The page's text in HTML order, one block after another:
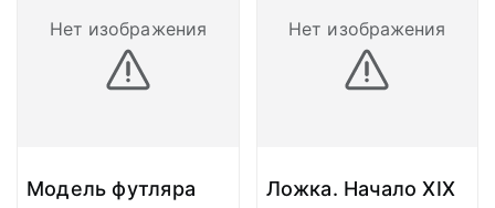
Нет изображения
Модель футляра
Нет изображения
Ложка. Начало XIX